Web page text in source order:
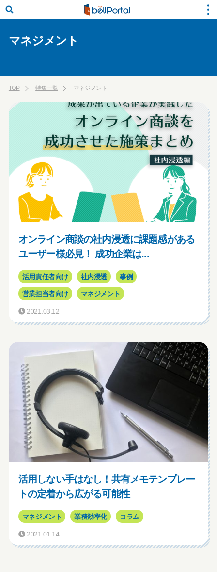
マネジメント
TOP 特集一覧 マネジメント
オンライン商談の社内浸透に課題感がある
ユーザー様必見！ 成功企業は...
活用責任者向け 社内浸透 事例
営業担当者向け マネジメント
2021.03.12
活用しない手はなし！共有メモテンプレー
トの定着から広がる可能性
マネジメント 業務効率化 コラム
2021.01.14